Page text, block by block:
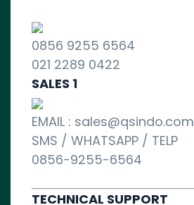
0856 9255 6564
021 2289 0422
SALES 1
EMAIL : sales@qsindo.com
SMS / WHATSAPP / TELP
0856-9255-6564
TECHNICAL SUPPORT